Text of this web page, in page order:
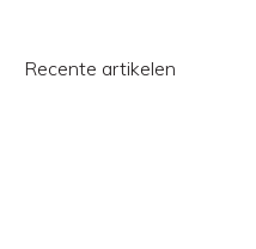
Recente artikelen